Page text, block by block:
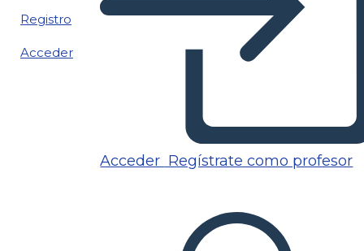
Registro
Acceder
Acceder Regístrate como profesor